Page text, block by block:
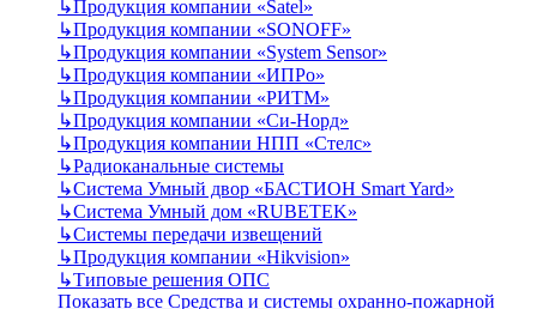
↳Продукция компании «Satel»
↳Продукция компании «SONOFF»
↳Продукция компании «System Sensor»
↳Продукция компании «ИПРо»
↳Продукция компании «РИТМ»
↳Продукция компании «Си-Норд»
↳Продукция компании НПП «Стелс»
↳Радиоканальные системы
↳Система Умный двор «БАСТИОН Smart Yard»
↳Система Умный дом «RUBETEK»
↳Системы передачи извещений
↳Продукция компании «Hikvision»
↳Типовые решения ОПС
Показать все Средства и системы охранно-пожарной